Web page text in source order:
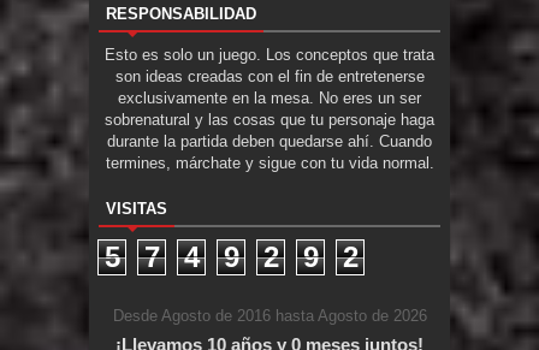
RESPONSABILIDAD
Esto es solo un juego. Los conceptos que trata
son ideas creadas con el fin de entretenerse
exclusivamente en la mesa. No eres un ser
sobrenatural y las cosas que tu personaje haga
durante la partida deben quedarse ahí. Cuando
termines, márchate y sigue con tu vida normal.
VISITAS
5 7 4 9 2 9 2
Desde Agosto de 2016 hasta Agosto de 2026
¡Llevamos 10 años y 0 meses juntos!